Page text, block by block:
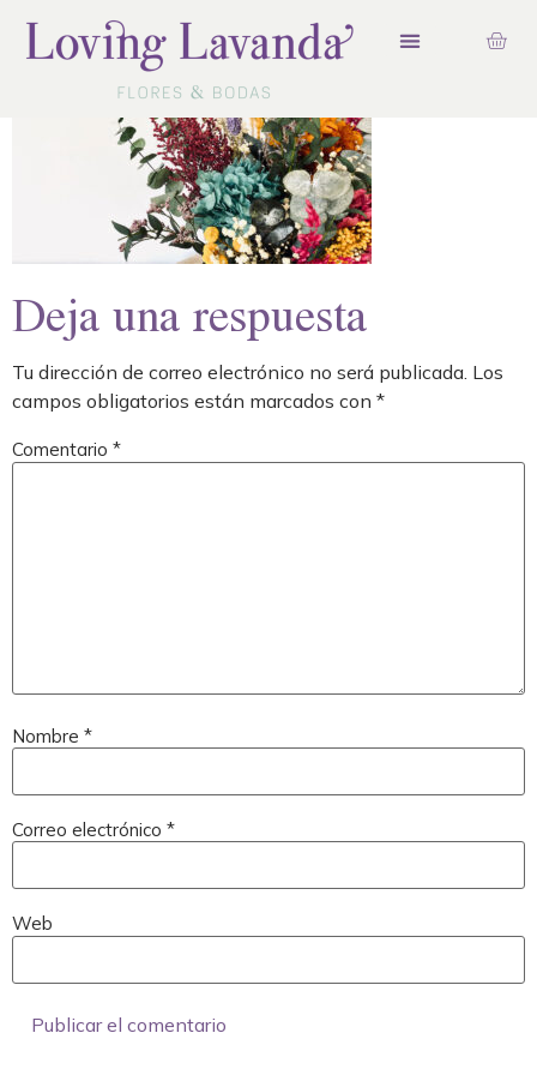
Deja una respuesta
Tu dirección de correo electrónico no será publicada. Los
campos obligatorios están marcados con *
Comentario *
Nombre *
Correo electrónico *
Web